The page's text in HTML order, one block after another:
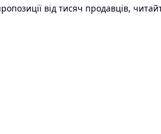
від тисяч продавців,